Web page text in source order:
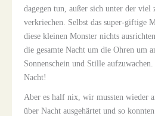
dagegen tun, außer sich unter der viel
verkriechen. Selbst das super-giftige
diese kleinen Monster nichts
die gesamte Nacht um die Ohren um
Sonnenschein und Stille
Nacht!
Aber es half nix, wir mussten wieder
über Nacht ausgehärtet und so